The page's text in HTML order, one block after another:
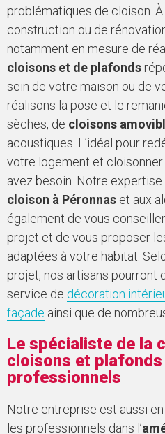
problématiques de cloison. À
construction ou de
notamment en mesure de
cloisons et de plafonds
sein de votre maison ou de
réalisons la pose et le
sèches, de cloisons
acoustiques. L’idéal pour
votre logement et
avez besoin. Notre
cloison à Péronnas et aux
également de vous
projet et de vous proposer
adaptées à votre habitat.
projet, nos artisans pourront
service de décoration
façade ainsi que de
Le spécialiste de la
cloisons et
professionnels
Notre entreprise est aussi
les professionnels dans l’